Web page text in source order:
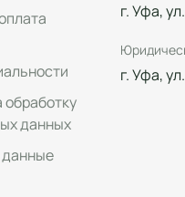
обработку
данных
данные
г. Уфа,
г. Уфа,